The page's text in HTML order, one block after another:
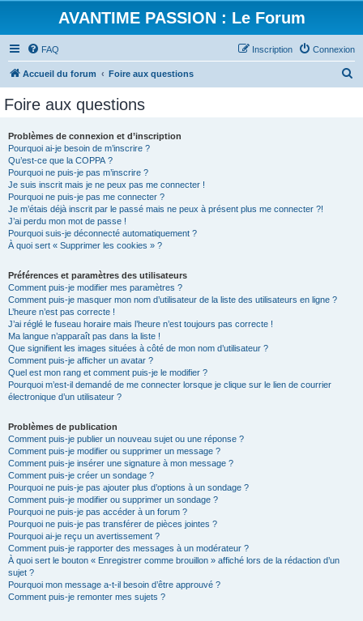
AVANTIME PASSION : Le Forum
FAQ Connexion
Inscription
Accueil du forum Foire aux questions
Foire aux questions
Problèmes de connexion et d’inscription
Pourquoi ai-je besoin de m’inscrire ?
Qu’est-ce que la COPPA ?
Pourquoi ne puis-je pas m’inscrire ?
Je suis inscrit mais je ne peux pas me connecter !
Pourquoi ne puis-je pas me connecter ?
Je m’étais déjà inscrit par le passé mais ne peux à présent plus me connecter ?!
J’ai perdu mon mot de passe !
Pourquoi suis-je déconnecté automatiquement ?
À quoi sert « Supprimer les cookies » ?
Préférences et paramètres des utilisateurs
Comment puis-je modifier mes paramètres ?
Comment puis-je masquer mon nom d’utilisateur de la liste des utilisateurs en ligne ?
L’heure n’est pas correcte !
J’ai réglé le fuseau horaire mais l’heure n’est toujours pas correcte !
Ma langue n’apparaît pas dans la liste !
Que signifient les images situées à côté de mon nom d’utilisateur ?
Comment puis-je afficher un avatar ?
Quel est mon rang et comment puis-je le modifier ?
Pourquoi m’est-il demandé de me connecter lorsque je clique sur le lien de courrier
électronique d’un utilisateur ?
Problèmes de publication
Comment puis-je publier un nouveau sujet ou une réponse ?
Comment puis-je modifier ou supprimer un message ?
Comment puis-je insérer une signature à mon message ?
Comment puis-je créer un sondage ?
Pourquoi ne puis-je pas ajouter plus d’options à un sondage ?
Comment puis-je modifier ou supprimer un sondage ?
Pourquoi ne puis-je pas accéder à un forum ?
Pourquoi ne puis-je pas transférer de pièces jointes ?
Pourquoi ai-je reçu un avertissement ?
Comment puis-je rapporter des messages à un modérateur ?
À quoi sert le bouton « Enregistrer comme brouillon » affiché lors de la rédaction d’un
sujet ?
Pourquoi mon message a-t-il besoin d’être approuvé ?
Comment puis-je remonter mes sujets ?